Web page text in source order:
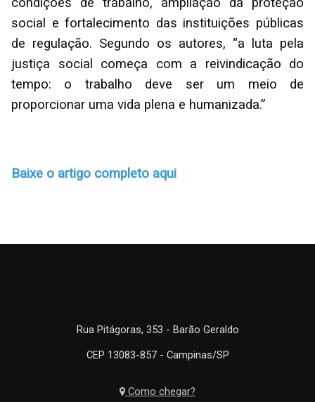
social e fortalecimento das instituições públicas
de regulação. Segundo os autores, “a luta pela
justiça social começa com a reivindicação do
tempo: o trabalho deve ser um meio de
proporcionar uma vida plena e humanizada.”
Baixe o artigo completo aqui
Rua Pitágoras, 353 - Barão Geraldo
CEP 13083-857 - Campinas/SP
Como chegar?